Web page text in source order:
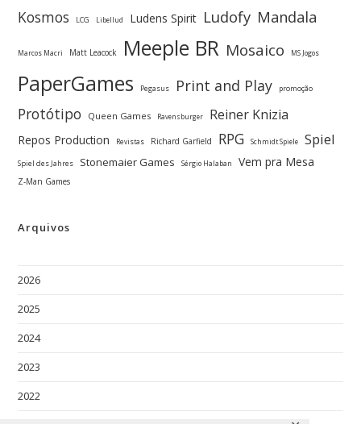
Kosmos LCG Libellud Ludens Spirit Ludofy Mandala
Marcos Macri Matt Leacock Meeple BR Mosaico MS Jogos
PaperGames Pegasus Print and Play promoção
Protótipo Queen Games Ravensburger Reiner Knizia
Repos Production Revistas Richard Garfield RPG Schmidt Spiele Spiel
Spiel des Jahres Stonemaier Games Sérgio Halaban Vem pra Mesa
Z-Man Games
Arquivos
2026
2025
2024
2023
2022